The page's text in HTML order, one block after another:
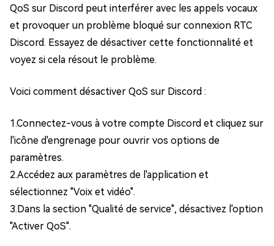
QoS sur Discord peut interférer avec les appels vocaux
et provoquer un problème bloqué sur connexion RTC
Discord. Essayez de désactiver cette fonctionnalité et
voyez si cela résout le problème.
Voici comment désactiver QoS sur Discord :
1.Connectez-vous à votre compte Discord et cliquez sur
l'icône d'engrenage pour ouvrir vos options de
paramètres.
2.Accédez aux paramètres de l'application et
sélectionnez "Voix et vidéo".
3.Dans la section "Qualité de service", désactivez l'option
"Activer QoS".